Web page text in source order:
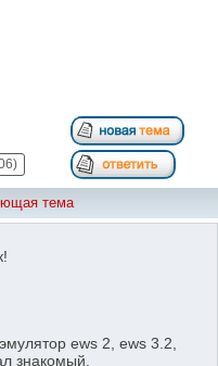
тема
ews 2, ews 3.2,
знакомый.